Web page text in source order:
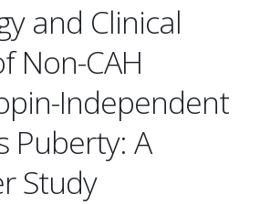
and Clinical
Non-CAH
Independent
Puberty: A
Study